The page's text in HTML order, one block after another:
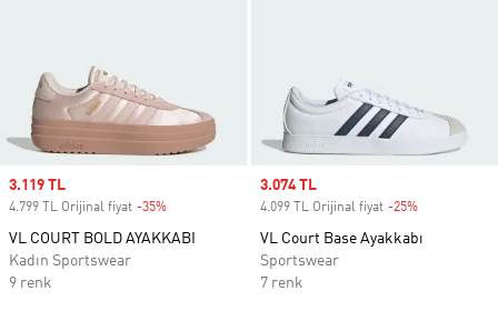
Sale price
3.119 TL
4.799 TL Orijinal fiyat -35%
VL COURT BOLD AYAKKABI
Kadın Sportswear
9 renk
Sale price
3.074 TL
4.099 TL Orijinal fiyat -25%
VL Court Base Ayakkabı
Sportswear
7 renk